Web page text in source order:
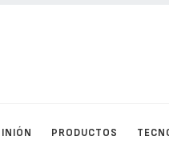
PRODUCTOS